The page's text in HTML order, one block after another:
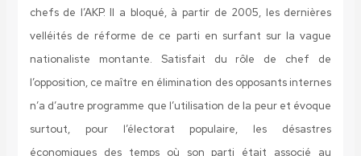
chefs de l’AKP. Il a bloqué, à partir de 2005, les dernières
velléités de réforme de ce parti en surfant sur la vague
nationaliste montante. Satisfait du rôle de chef de
l’opposition, ce maître en élimination des opposants internes
n’a d’autre programme que l’utilisation de la peur et évoque
surtout, pour l’électorat populaire, les désastres
économiques des temps où son parti était associé au